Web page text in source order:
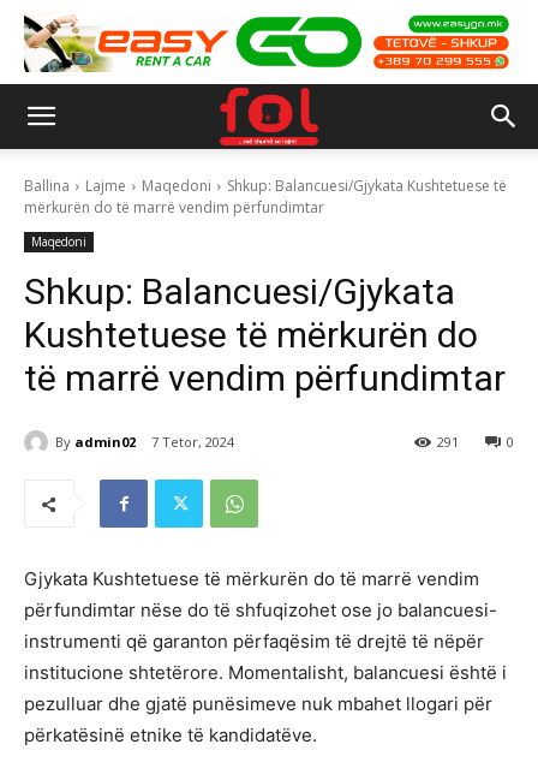
Ballina Lajme Maqedoni
Shkup: Balancuesi/Gjykata Kushtetuese të
mërkurën do të marrë vendim përfundimtar
Maqedoni
Shkup: Balancuesi/Gjykata
Kushtetuese të mërkurën do
të marrë vendim përfundimtar
By admin02 7 Tetor, 2024 0
291
Gjykata Kushtetuese të mërkurën do të marrë vendim
përfundimtar nëse do të shfuqizohet ose jo balancuesi-
instrumenti që garanton përfaqësim të drejtë të nëpër
institucione shtetërore. Momentalisht, balancuesi është i
pezulluar dhe gjatë punësimeve nuk mbahet llogari për
përkatësinë etnike të kandidatëve.